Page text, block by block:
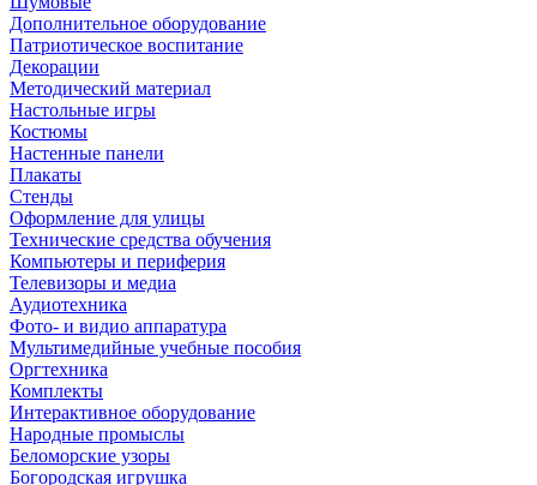
Дополнительное оборудование
Патриотическое воспитание
Декорации
Методический материал
Настольные игры
Костюмы
Настенные панели
Плакаты
Стенды
Оформление для улицы
Технические средства обучения
Компьютеры и периферия
Телевизоры и медиа
Аудиотехника
Фото- и видио аппаратура
Мультимедийные учебные пособия
Оргтехника
Комплекты
Интерактивное оборудование
Народные промыслы
Беломорские узоры
Богородская игрушка